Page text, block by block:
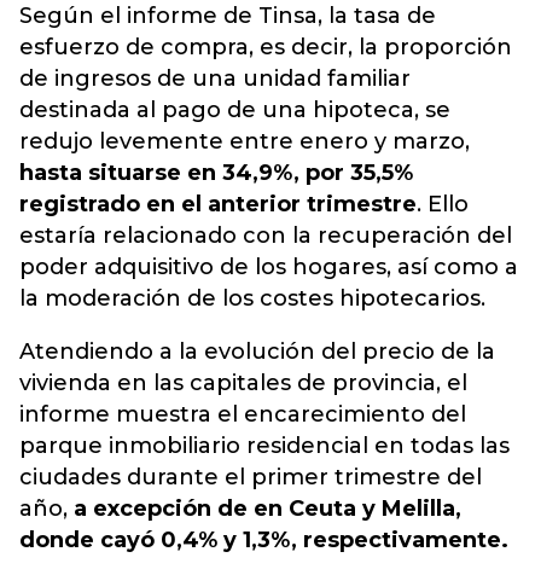
Según el informe de Tinsa, la tasa de
esfuerzo de compra, es decir, la proporción
de ingresos de una unidad familiar
destinada al pago de una hipoteca, se
redujo levemente entre enero y marzo,
hasta situarse en 34,9%, por 35,5%
registrado en el anterior trimestre. Ello
estaría relacionado con la recuperación del
poder adquisitivo de los hogares, así como a
la moderación de los costes hipotecarios.
Atendiendo a la evolución del precio de la
vivienda en las capitales de provincia, el
informe muestra el encarecimiento del
parque inmobiliario residencial en todas las
ciudades durante el primer trimestre del
año, a excepción de en Ceuta y Melilla,
donde cayó 0,4% y 1,3%, respectivamente.